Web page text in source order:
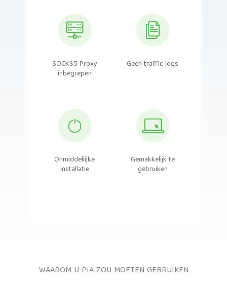
SOCKS5 Proxy
inbegrepen
Geen traffic logs
Onmiddellijke
installatie
Gemakkelijk te
gebruiken
WAAROM U PIA ZOU MOETEN GEBRUIKEN